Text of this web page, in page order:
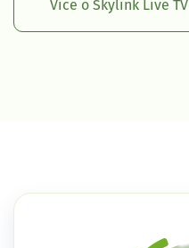
Více o Skylink Live TV